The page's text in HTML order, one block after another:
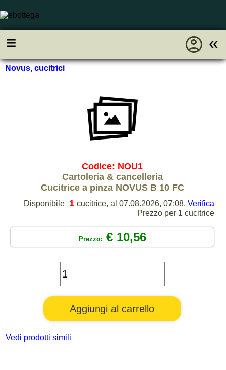
≡ «
account_circle
Novus, cucitrici
Codice: NOU1
Cartoleria & cancelleria
Cucitrice a pinza NOVUS B 10 FC
Disponibile 1 cucitrice, al 07.08.2026, 07:08. Verifica
Prezzo per 1 cucitrice
Prezzo: € 10,56
Vedi prodotti simili